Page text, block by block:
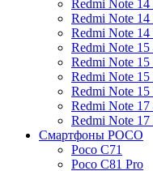
Redmi Note 14
Redmi Note 14
Redmi Note 14
Redmi Note 15
Redmi Note 15
Redmi Note 15
Redmi Note 15
Redmi Note 17
Redmi Note 17
Смартфоны POCO
Poco C71
Poco C81 Pro